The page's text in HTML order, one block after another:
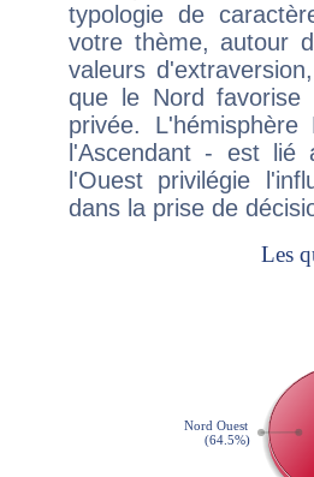
typologie de
votre thème, autour
valeurs
que le Nord favorise
privée.
l'Ascendant - est
l'Ouest privilégie
dans la prise de